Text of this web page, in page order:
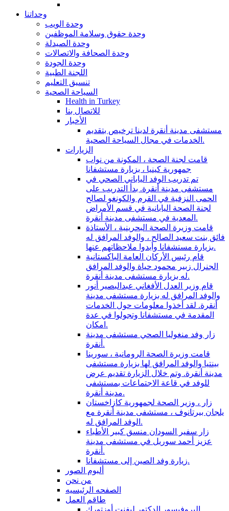
وحداتنا
وحدة الويب
وحدة حقوق وسلامة الموظفين
وحدة الصيدلة
وحدة الصحافة والاتصالات
وحدة الجودة
اللجنة الطبية
تنسيق التعليم
السياحة الصحية
Health in Turkey
للاتصال بنا
الأخبار
مستشفى مدينة أنقرة لدينا ترخيص بتقديم
الخدمات في مجال السياحة الصحية.
الزيارات
قامت لجنة الصحة ، المكونة من نواب
جمهورية كينيا ، بزيارة مستشفانا
تم تدريب الوفد الياباني الصحي في
مستشفى مدينة أنقرة. بدأ التدريب على
الحمى النزفية في القرم والكونغو لصالح
لجنة الصحة اليابانية في قسم الأمراض
المعدية في مستشفى مدينة أنقرة.
قامت وزيرة الصحة البحرينية ، الأستاذة
فائق بنت سعيد الصالح ، والوفد المرافق له
بزيارة مستشفانا وأبدوا ملاحظاتهم عنها.
قام رئيس الأركان العامة الباكستانية
الجنرال زبير محمود حياة والوفد المرافق
له بزيارة مستشفى مدينة أنقرة.
قام وزير العدل الأفغاني عبدالبصير أنور
والوفد المرافق له بزيارة مستشفى مدينة
أنقرة. لقد أخذوا معلومات حول الخدمات
المقدمة في مستشفانا وتجولوا في عدة
امكان.
زار وفد منغوليا الصحي مستشفى مدينة
أنقرة.
قامت وزيرة الصحة الرومانية ، سورينا
بينتيا والوفد المرافق لها بزيارة مستشفى
مدينة أنقرة. وتم خلال الزيارة تقديم عرض
للوفد في قاعة الاجتماعات بمستشفى
مدينة أنقرة.
زار ، وزير الصحة لجمهورية كازاخستان
يلجان بيرتانوف ، مستشفى مدينة أنقرة مع
الوفد المرافق له.
زار سفير السودان منسق كبير الأطباء
عزيز أحمد سوريل في مستشفى مدينة
أنقرة.
زيارة وفد الصين إلى مستشفانا.
ألبوم الصور
من نحن
الصفحه الرئيسيه
طاقم العمل
البروفيسور الدكتور ليفنت أوزتورك